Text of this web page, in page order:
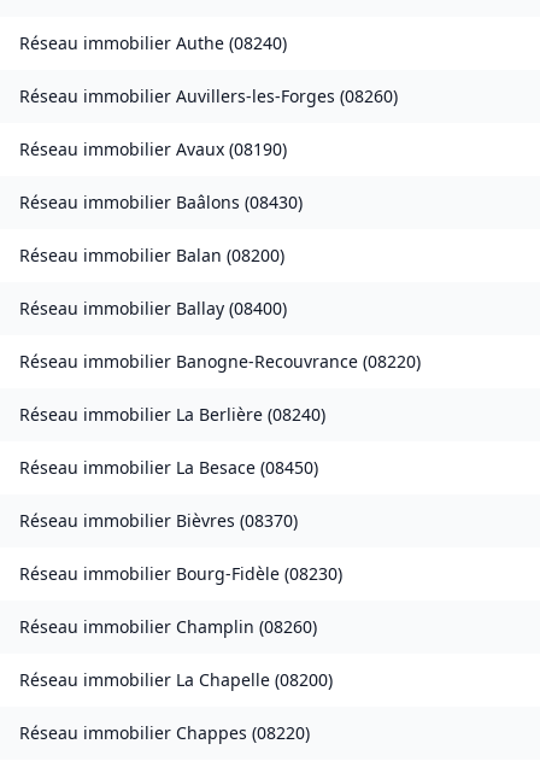
Réseau immobilier Authe (08240)
Réseau immobilier Auvillers-les-Forges (08260)
Réseau immobilier Avaux (08190)
Réseau immobilier Baâlons (08430)
Réseau immobilier Balan (08200)
Réseau immobilier Ballay (08400)
Réseau immobilier Banogne-Recouvrance (08220)
Réseau immobilier La Berlière (08240)
Réseau immobilier La Besace (08450)
Réseau immobilier Bièvres (08370)
Réseau immobilier Bourg-Fidèle (08230)
Réseau immobilier Champlin (08260)
Réseau immobilier La Chapelle (08200)
Réseau immobilier Chappes (08220)